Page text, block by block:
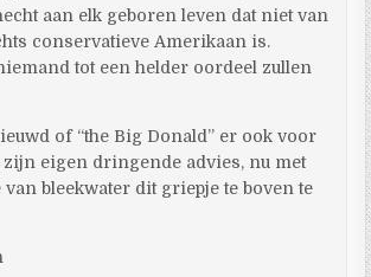
aan elk geboren leven dat niet van
conservatieve Amerikaan is.
tot een helder oordeel zullen
of “the Big Donald” er ook voor
zijn eigen dringende advies, nu met
bleekwater dit griepje te boven te